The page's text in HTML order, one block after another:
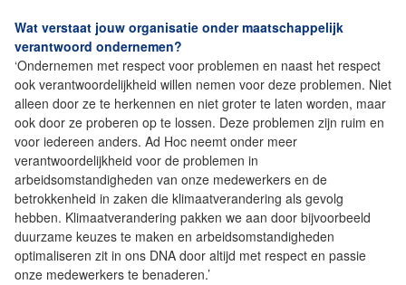
Wat verstaat jouw organisatie onder maatschappelijk
verantwoord ondernemen?
‘Ondernemen met respect voor problemen en naast het respect
ook verantwoordelijkheid willen nemen voor deze problemen. Niet
alleen door ze te herkennen en niet groter te laten worden, maar
ook door ze proberen op te lossen. Deze problemen zijn ruim en
voor iedereen anders. Ad Hoc neemt onder meer
verantwoordelijkheid voor de problemen in
arbeidsomstandigheden van onze medewerkers en de
betrokkenheid in zaken die klimaatverandering als gevolg
hebben. Klimaatverandering pakken we aan door bijvoorbeeld
duurzame keuzes te maken en arbeidsomstandigheden
optimaliseren zit in ons DNA door altijd met respect en passie
onze medewerkers te benaderen.’